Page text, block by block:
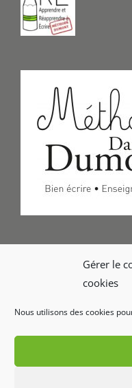
Gérer le
cookies
Nous utilisons des cookies
Formulaire de